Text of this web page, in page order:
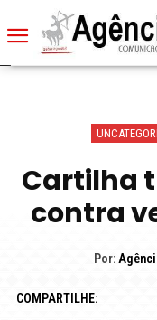
Cartilha
contra
Por:
COMPARTILHE: